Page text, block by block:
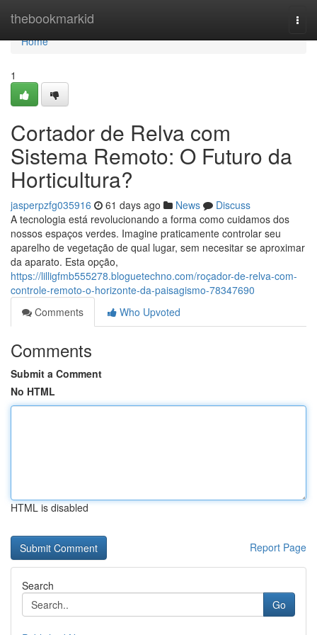
thebookmarkid
Home
Home
1
Cortador de Relva com
Sistema Remoto: O Futuro da
Horticultura?
jasperpzfg035916 61 days ago News
Discuss
A tecnologia está revolucionando a forma como cuidamos dos
nossos espaços verdes. Imagine praticamente controlar seu
aparelho de vegetação de qual lugar, sem necesitar se aproximar
da aparato. Esta opção,
https://lilligfmb555278.bloguetechno.com/roçador-de-relva-com-
controle-remoto-o-horizonte-da-paisagismo-78347690
Comments
Who Upvoted
Comments
Submit a Comment
No HTML
HTML is disabled
Report Page
Search
Go